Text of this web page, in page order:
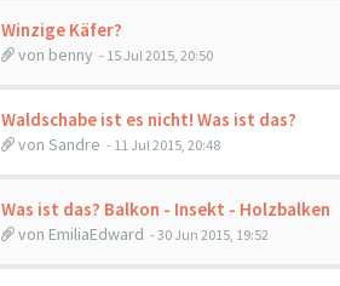
Winzige Käfer?
von benny - 15 Jul 2015, 20:50
Waldschabe ist es nicht! Was ist das?
von Sandre - 11 Jul 2015, 20:48
Was ist das? Balkon - Insekt - Holzbalken
von EmiliaEdward - 30 Jun 2015, 19:52